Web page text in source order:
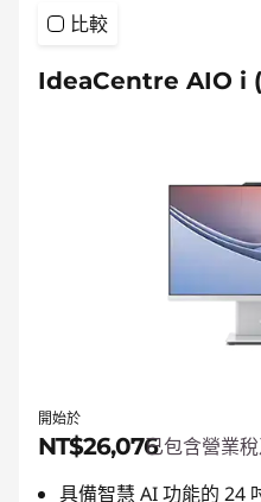
比較
IdeaCentre AIO i
開始於
NT$26,076已包含營業
具備智慧 AI 功能的 24